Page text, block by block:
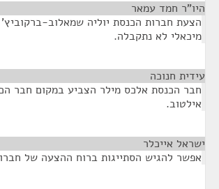
היו"ר חמד עמאר
הצעת חברות הכנסת יוליה שמאלוב-
מיכאלי לא נתקבלה.
עידית חנוכה
חבר הכנסת אלכס מילר הצביע במקום חבר
אילטוב.
ישראל אייכלר
אפשר להגיש הסתייגות ברוח ההצעה של